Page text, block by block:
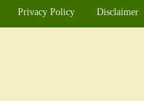
Disclaimer
Privacy Policy